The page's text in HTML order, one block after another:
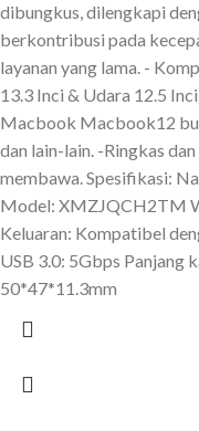
dibungkus, dilengkapi
berkontribusi pada
layanan yang lama. -
13.3 Inci & Udara 12.5
Macbook Macbook12
dan lain-lain. -Ringkas
membawa. Spesifikasi:
Model: XMZJQCH2TM
Keluaran: Kompatibel
USB 3.0: 5Gbps Panjang
50*47*11.3mm